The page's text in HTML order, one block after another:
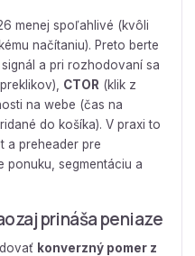
menej spoľahlivé (kvôli
načítaniu). Preto berte
a pri rozhodovaní sa
CTOR (klik z
na webe (čas na
do košíka). V praxi to
a preheader pre
ponuku, segmentáciu a
prináša peniaze
konverzný pomer z